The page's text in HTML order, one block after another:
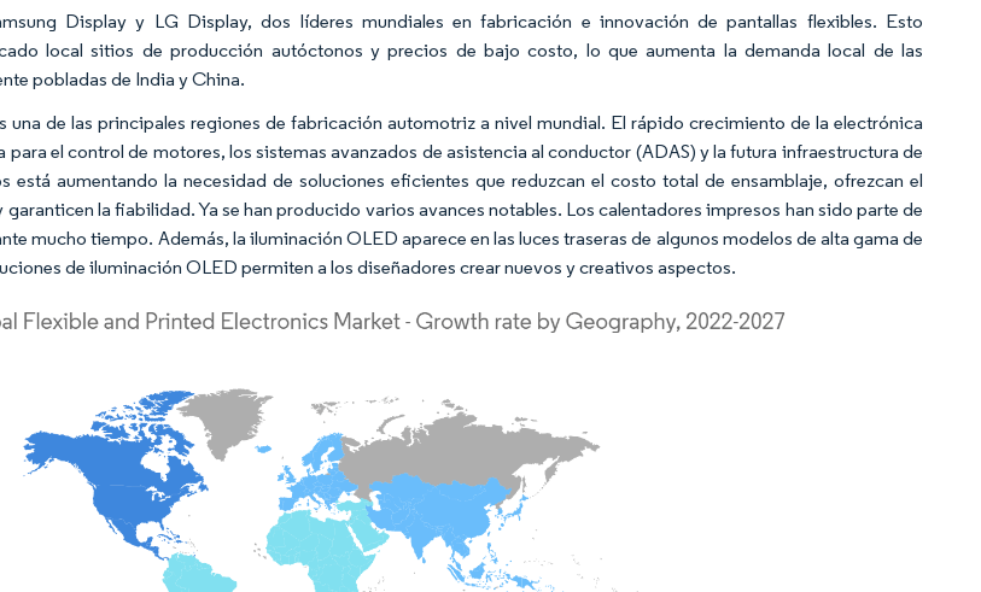
Display y LG Display, dos líderes mundiales en fabricación e innovación de pantallas flexibles. Esto
local sitios de producción autóctonos y precios de bajo costo, lo que aumenta la demanda local de las
pobladas de India y China.
una de las principales regiones de fabricación automotriz a nivel mundial. El rápido crecimiento de la electrónica
para el control de motores, los sistemas avanzados de asistencia al conductor (ADAS) y la futura infraestructura de
está aumentando la necesidad de soluciones eficientes que reduzcan el costo total de ensamblaje, ofrezcan el
la fiabilidad. Ya se han producido varios avances notables. Los calentadores impresos han sido parte de
mucho tiempo. Además, la iluminación OLED aparece en las luces traseras de algunos modelos de alta gama de
de iluminación OLED permiten a los diseñadores crear nuevos y creativos aspectos.